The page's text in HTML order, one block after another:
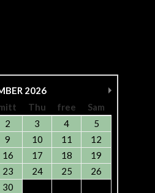
2026
Thu free
Sam
2 3 4
5
9 10 11
12
16 17 18
19
23 24 25
26
30